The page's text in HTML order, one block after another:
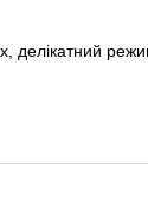
делікатний